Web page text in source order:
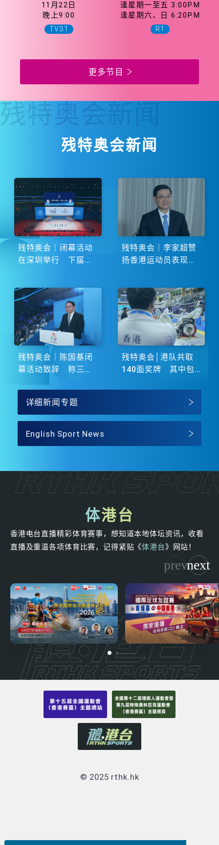
11月22日
晚上9:00
TV31
逢星期一至五 3:00PM
逢星期六、日 6:20PM
R1
更多节目
残特奥会新闻
残特奥会
残特奥会｜闭幕活动
在深圳举行 下届由
残特奥会｜李家超赞
扬香港运动员表现卓
残特奥会｜陈国基闭
幕活动致辞 称三地
残特奥会│港队共取
140面奖牌 其中包
详细新闻专题
English Sport News
体港台
香港电台直播精彩体育赛事，想知道本地体坛资讯，收看
直播及重温各项体育比赛，记得紧贴《体港台》网站！
© 2025 rthk.hk